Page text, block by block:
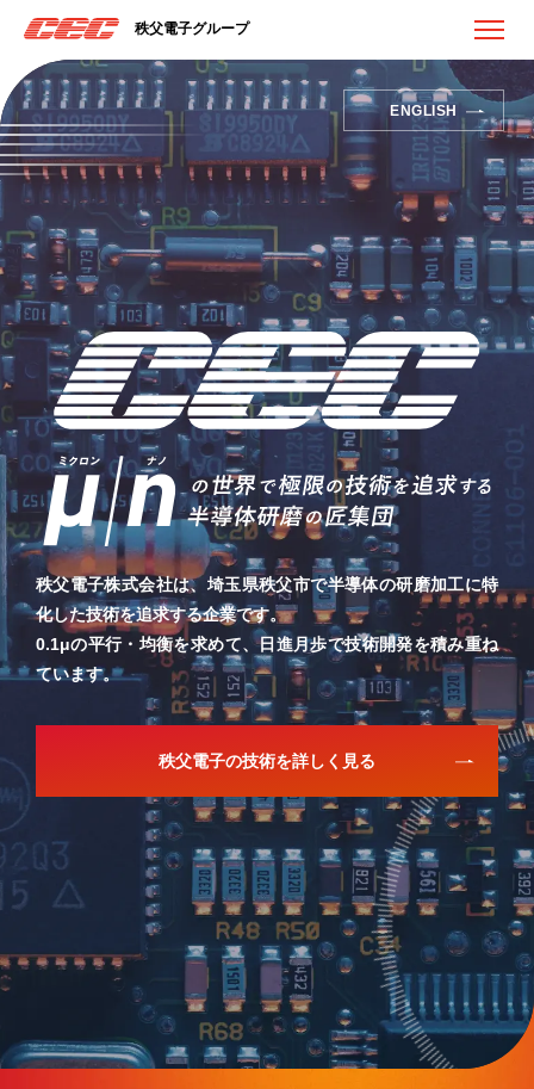
秩父電子グループ
ENGLISH
秩父電子株式会社は、埼玉県秩父市で半導体の研磨加工に特
化した技術を追求する企業です。
0.1μの平行・均衡を求めて、日進月歩で技術開発を積み重ね
ています。
秩父電子の技術を詳しく見る